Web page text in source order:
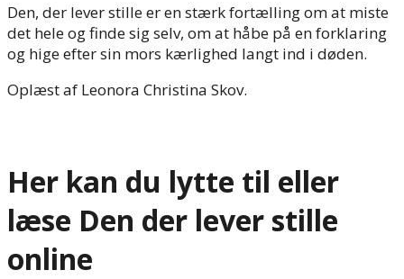
Den, der lever stille er en stærk fortælling om at miste
det hele og finde sig selv, om at håbe på en forklaring
og hige efter sin mors kærlighed langt ind i døden.
Oplæst af Leonora Christina Skov.
Her kan du lytte til eller
læse Den der lever stille
online